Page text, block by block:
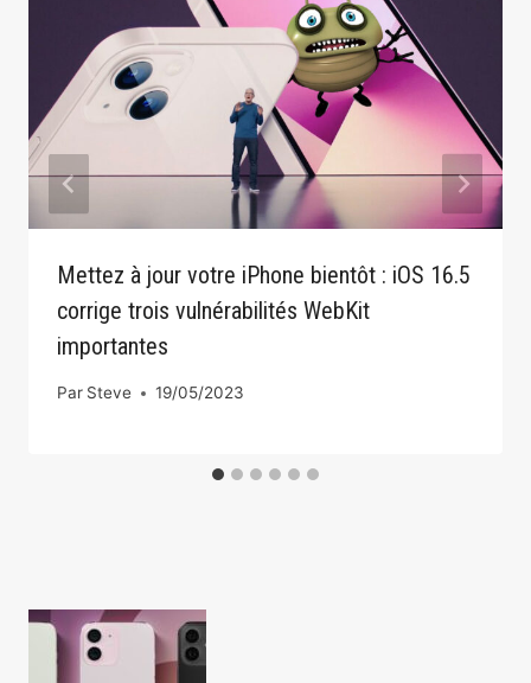
Mettez à jour votre iPhone bientôt : iOS 16.5
corrige trois vulnérabilités WebKit
importantes
Par Steve 19/05/2023